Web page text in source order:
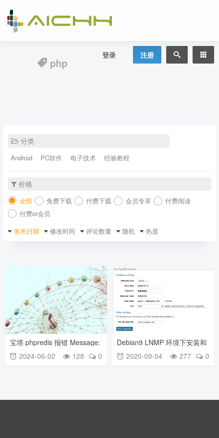
登录 注册
php
分类
Android PC软件 电子技术 经验教程
价格
全部 免费下载 付费下载 会员专享
付费阅读
付费or会员
发布日期
修改时间 评论数量 随机 热度
宝塔 phpredis 报错 Message:
exactly 0 arguments, 1 given
2024-06-02 0
128
Debian9 LNMP 环境下安装和
2020-09-04 0
277